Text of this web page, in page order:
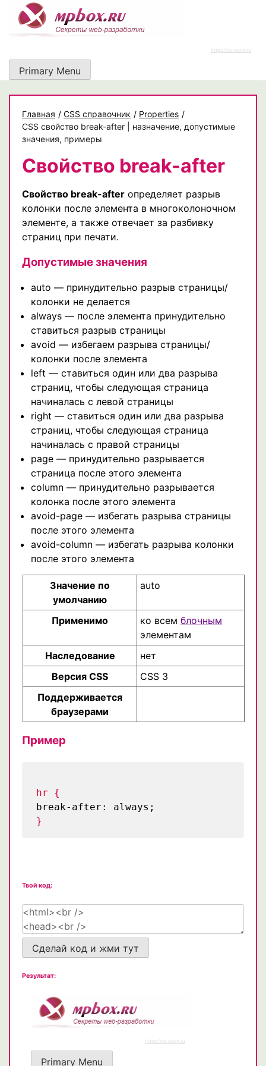
content
https://rz-work.ru
Primary Menu
Главная / CSS справочник / Properties /
CSS свойство break-after | назначение, допустимые
значения, примеры
Свойство break-after
Свойство break-after определяет разрыв
колонки после элемента в многоколоночном
элементе, а также отвечает за разбивку
страниц при печати.
Допустимые значения
auto — принудительно разрыв страницы/
колонки не делается
always — после элемента принудительно
ставиться разрыв страницы
avoid — избегаем разрыва страницы/
колонки после элемента
left — ставиться один или два разрыва
страниц, чтобы следующая страница
начиналась с левой страницы
right — ставиться один или два разрыва
страниц, чтобы следующая страница
начиналась с правой страницы
page — принудительно разрывается
страница после этого элемента
column — принудительно разрывается
колонка после этого элемента
avoid-page — избегать разрыва страницы
после этого элемента
avoid-column — избегать разрыва колонки
после этого элемента
Значение по
умолчанию
auto
Применимо ко всем блочным
элементам
Наследование
нет
Версия CSS
CSS 3
Поддерживается
браузерами
Пример
hr {
break-after: always;
}
Твой код:
Сделай код и жми тут
Результат: